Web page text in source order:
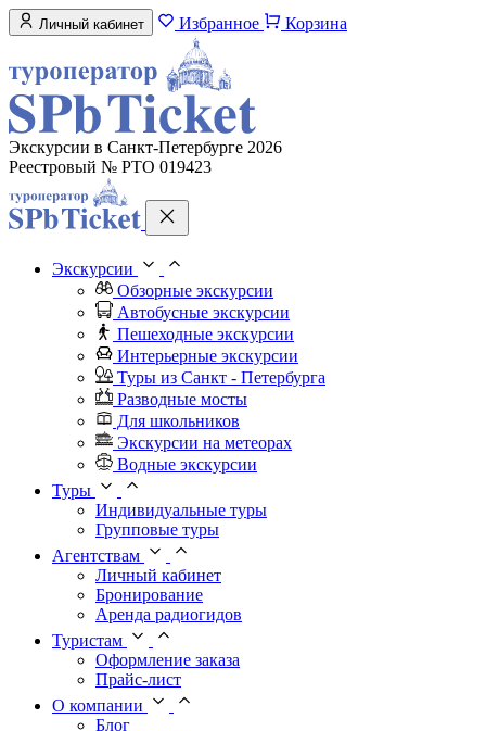
Личный кабинет Избранное Корзина
Экскурсии в Санкт-Петербурге 2026
Реестровый № РТО 019423
Экскурсии
Обзорные экскурсии
Автобусные экскурсии
Пешеходные экскурсии
Интерьерные экскурсии
Туры из Санкт - Петербурга
Разводные мосты
Для школьников
Экскурсии на метеорах
Водные экскурсии
Туры
Индивидуальные туры
Групповые туры
Агентствам
Личный кабинет
Бронирование
Аренда радиогидов
Туристам
Оформление заказа
Прайс-лист
О компании
Блог